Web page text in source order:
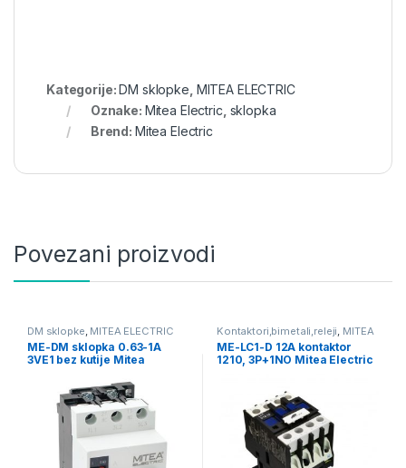
Kategorije:DM sklopke MITEA ELECTRIC
Oznake: Mitea Electric sklopka
Brend: Mitea Electric
Povezani proizvodi
DM sklopke MITEA ELECTRIC
ME-DM sklopka 0.63-1A
3VE1 bez kutije Mitea
Kontaktori,bimetali,releji MITEA
ELECTRIC
ME-LC1-D 12A kontaktor
1210, 3P+1NO Mitea Electric